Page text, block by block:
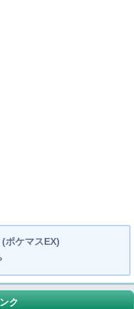
ポケマスEX)
ク